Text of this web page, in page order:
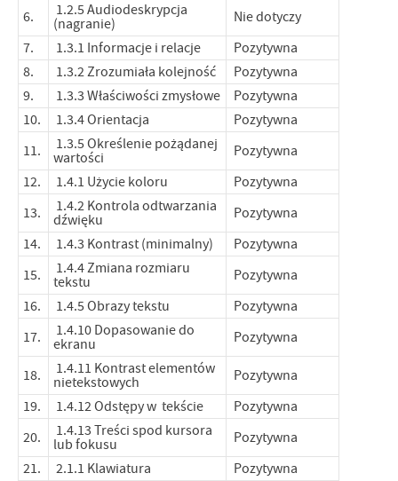
6.
1.2.5 Audiodeskrypcja
(nagranie)
Nie dotyczy
7.
1.3.1 Informacje i relacje
Pozytywna
8.
1.3.2 Zrozumiała kolejność
Pozytywna
9.
1.3.3 Właściwości zmysłowe
Pozytywna
10.
1.3.4 Orientacja
Pozytywna
11.
1.3.5 Określenie pożądanej
wartości
Pozytywna
12.
1.4.1 Użycie koloru
Pozytywna
13.
1.4.2 Kontrola odtwarzania
dźwięku
Pozytywna
14.
1.4.3 Kontrast (minimalny)
Pozytywna
15.
1.4.4 Zmiana rozmiaru
tekstu
Pozytywna
16.
1.4.5 Obrazy tekstu
Pozytywna
17.
1.4.10 Dopasowanie do
ekranu
Pozytywna
18.
1.4.11 Kontrast elementów
nietekstowych
Pozytywna
19.
1.4.12 Odstępy w tekście
Pozytywna
20.
1.4.13 Treści spod kursora
lub fokusu
Pozytywna
21.
2.1.1 Klawiatura
Pozytywna